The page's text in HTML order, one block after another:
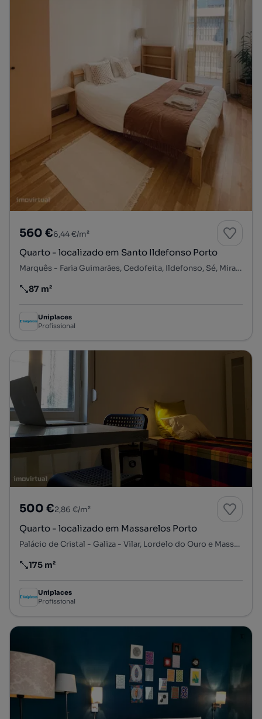
560 €6,44 €/m²
Quarto - localizado em Santo Ildefonso Porto
Marquês - Faria Guimarães, Cedofeita, Ildefonso, Sé, Miragaia, Nicolau, Vitória, Porto, Porto
Preço por metro quadrado
87 m²
Uniplaces
Profissional
500 €2,86 €/m²
Quarto - localizado em Massarelos Porto
Palácio de Cristal - Galiza - Vilar, Lordelo do Ouro e Massarelos, Porto, Porto
Preço por metro quadrado
175 m²
Uniplaces
Profissional